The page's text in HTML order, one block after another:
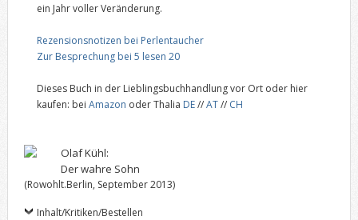
ein Jahr voller Veränderung.
Rezensionsnotizen bei Perlentaucher
Zur Besprechung bei 5 lesen 20
Dieses Buch in der Lieblingsbuchhandlung vor Ort oder hier
kaufen: bei Amazon oder Thalia DE//AT// CH
Olaf Kühl:
Der wahre Sohn
(Rowohlt.Berlin, September 2013)
Inhalt/Kritiken/Bestellen